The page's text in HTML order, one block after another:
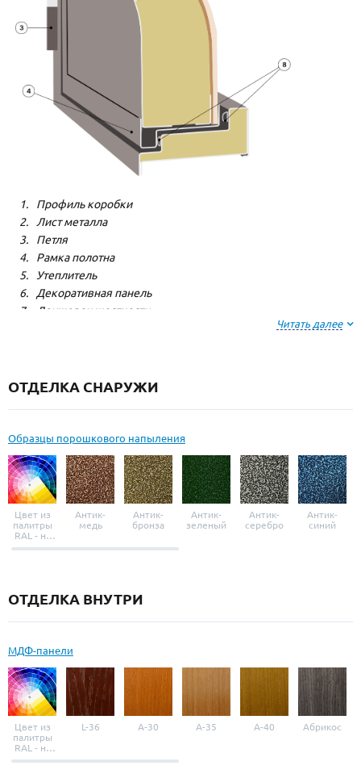
Профиль коробки
Лист металла
Петля
Рамка полотна
Утеплитель
Декоративная панель
Лонжерон жесткости
Читать далее
ОТДЕЛКА СНАРУЖИ
Образцы порошкового напыления
Цвет из
палитры
RAL - на
выбор
Антик-
медь
Антик-
бронза
Антик-
зеленый
Антик-
серебро
Антик-
синий
ОТДЕЛКА ВНУТРИ
МДФ-панели
Цвет из
палитры
RAL - на
выбор
L-36 A-30 A-35 A-40 Абрикос